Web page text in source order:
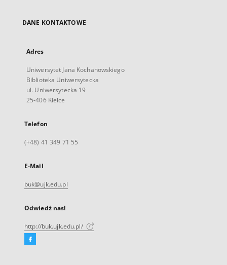
DANE KONTAKTOWE
Adres
Uniwersytet Jana Kochanowskiego
Biblioteka Uniwersytecka
ul. Uniwersytecka 19
25-406 Kielce
Telefon
(+48) 41 349 71 55
E-Mail
buk@ujk.edu.pl
Odwiedź nas!
http://buk.ujk.edu.pl/
Facebook